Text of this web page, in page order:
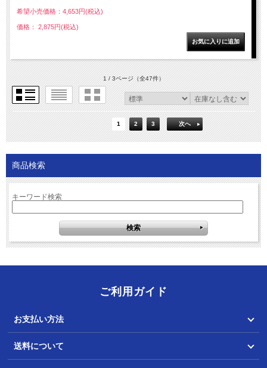
希望小売価格：4,653円(税込)
価格： 2,875円(税込)
1 / 3ページ（全47件）
1 2 3 次へ
商品検索
キーワード検索
ご利用ガイド
お支払い方法
送料について